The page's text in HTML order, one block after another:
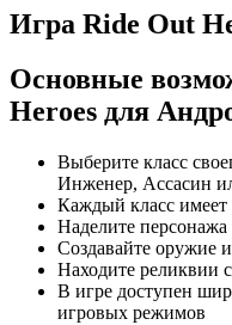
Игра Ride Out
Основные
Heroes для
Выберите класс
Инженер, Ассасин
Каждый класс
Наделите
Создавайте оружие
Находите реликвии
В игре доступен
игровых режимов